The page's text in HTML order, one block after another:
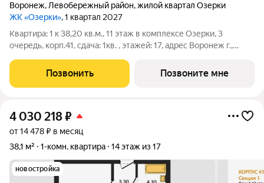
Воронеж, Левобережный район,жилой квартал Озерки
ЖК «Озерки», 1 квартал 2027
Квартира: 1 к 38,20 кв.м., 11 этаж в комплексе Озерки, 3
очередь, корп.41, сдача: 1кв. , этажей: 17, адрес Воронеж г.,
Позвонить Позвоните мне
4 030 218₽
от 14 478 ₽ в месяц
38,1 м²
1-комн. квартира 14 этаж из 17
новостройка